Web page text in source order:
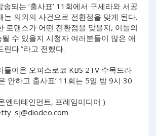
송되는 ‘출사표’ 11회에서 구세라와 서공
는 의외의 사건으로 전환점을 맞게 된다.
로맨스가 어떤 전환점을 맞을지, 이들의
수 있을지 시청자 여러분들이 많은 애
다.”라고 전했다.
들어온 오피스로코 KBS 2TV 수목드라
안하고 출사표’ 11회는 5일 밤 9시 30
엔터테인먼트, 프레임미디어 )